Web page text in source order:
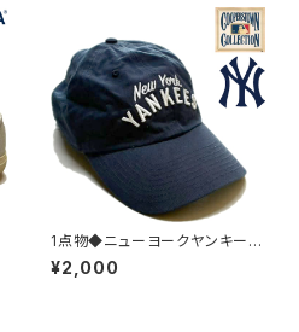
1点物◆ニューヨークヤンキース
NYロゴ紺ベースボールキャップ
古着メンズレディースOKアメカ
¥2,000